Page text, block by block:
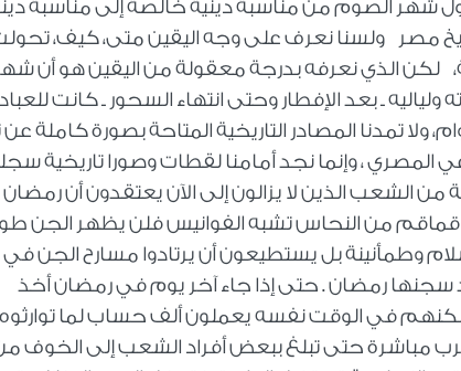
شهر الصوم من مناسبة دينية خالصة إلى مناسبة
مصر ولسنا نعرف على وجه اليقين متى، كيف،
لكن الذي نعرفه بدرجة معقولة من اليقين هو أن
ـ بعد الإفطار وحتى انتهاء السحور ـ كانت
ولا تمدنا المصادر التاريخية المتاحة بصورة كاملة
المصري ، وإنما نجد أمامنا لقطات وصورا تاريخية
الشعب الذين لا يزالون إلى الآن يعتقدون أن
قماقم من النحاس تشبه الفوانيس فلن يظهر الجن
وطمأنينة بل يستطيعون أن يرتادوا مسارح الجن في
سجنها رمضان . حتى إذا جاء آخر يوم في رمضان أخذ
في الوقت نفسه يعملون ألف حساب لما
مباشرة حتى تبلغ ببعض أفراد الشعب إلى الخوف